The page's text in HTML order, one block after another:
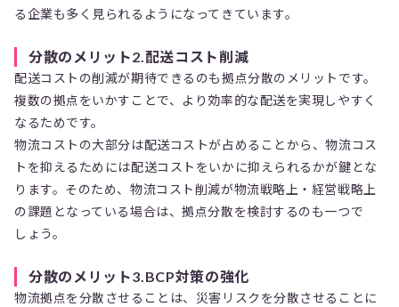
る企業も多く見られるようになってきています。
分散のメリット2.配送コスト削減
配送コストの削減が期待できるのも拠点分散のメリットです。
複数の拠点をいかすことで、より効率的な配送を実現しやすく
なるためです。
物流コストの大部分は配送コストが占めることから、物流コス
トを抑えるためには配送コストをいかに抑えられるかが鍵とな
ります。そのため、物流コスト削減が物流戦略上・経営戦略上
の課題となっている場合は、拠点分散を検討するのも一つで
しょう。
分散のメリット3.BCP対策の強化
物流拠点を分散させることは、災害リスクを分散させることに